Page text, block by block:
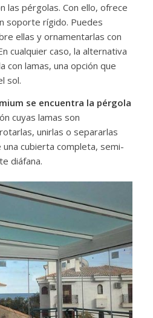
las pérgolas. Con ello, ofrece
soporte rígido. Puedes
ellas y ornamentarlas con
cualquier caso, la alternativa
con lamas, una opción que
sol.
se encuentra la pérgola
cuyas lamas son
unirlas o separarlas
cubierta completa, semi-
diáfana.